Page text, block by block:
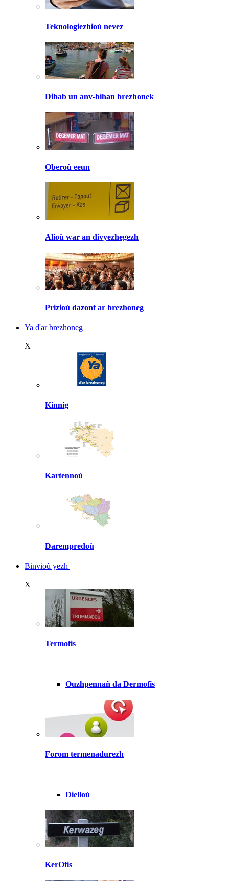
Teknologiezhioù nevez
Dibab un anv-bihan brezhonek
Oberoù eeun
Alioù war an divyezhegezh
Prizioù dazont ar brezhoneg
Ya d'ar brezhoneg
X
Kinnig
Kartennoù
Darempredoù
Binvioù yezh
X
Termofis
Ouzhpennañ da Dermofis
Forom termenadurezh
Dielloù
KerOfis